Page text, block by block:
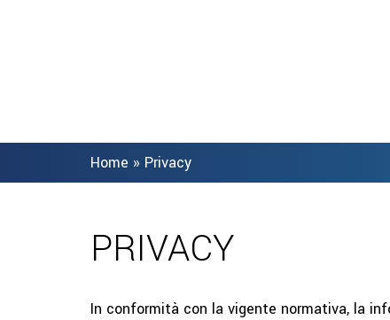
Home » Privacy
PRIVACY
In conformità con la vigente normativa, la